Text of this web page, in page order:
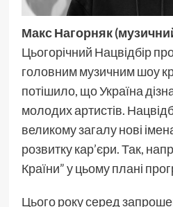
Макс Нагорняк
Цьогорічний Нацвідбір
головним музичним шоу
потішило, що Україна
молодих артистів.
великому загалу нові
розвитку кар’єри. Так,
Країни” у цьому плані
Цього року серед